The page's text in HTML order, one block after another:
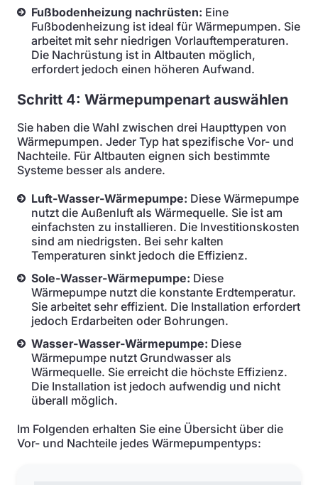
Fußbodenheizung nachrüsten: Eine
Fußbodenheizung ist ideal für Wärmepumpen. Sie
arbeitet mit sehr niedrigen Vorlauftemperaturen.
Die Nachrüstung ist in Altbauten möglich,
erfordert jedoch einen höheren Aufwand.
Schritt 4: Wärmepumpenart auswählen
Sie haben die Wahl zwischen drei Haupttypen von
Wärmepumpen. Jeder Typ hat spezifische Vor- und
Nachteile. Für Altbauten eignen sich bestimmte
Systeme besser als andere.
Luft-Wasser-Wärmepumpe: Diese Wärmepumpe
nutzt die Außenluft als Wärmequelle. Sie ist am
einfachsten zu installieren. Die Investitionskosten
sind am niedrigsten. Bei sehr kalten
Temperaturen sinkt jedoch die Effizienz.
Sole-Wasser-Wärmepumpe: Diese
Wärmepumpe nutzt die konstante Erdtemperatur.
Sie arbeitet sehr effizient. Die Installation erfordert
jedoch Erdarbeiten oder Bohrungen.
Wasser-Wasser-Wärmepumpe: Diese
Wärmepumpe nutzt Grundwasser als
Wärmequelle. Sie erreicht die höchste Effizienz.
Die Installation ist jedoch aufwendig und nicht
überall möglich.
Im Folgenden erhalten Sie eine Übersicht über die
Vor- und Nachteile jedes Wärmepumpentyps: